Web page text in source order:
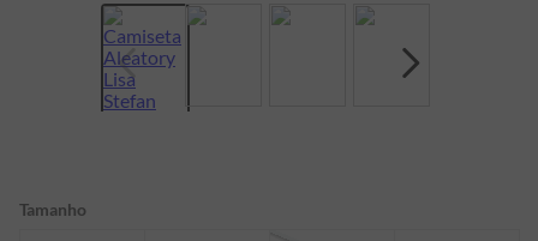
Tamanho
6º
jaqueta